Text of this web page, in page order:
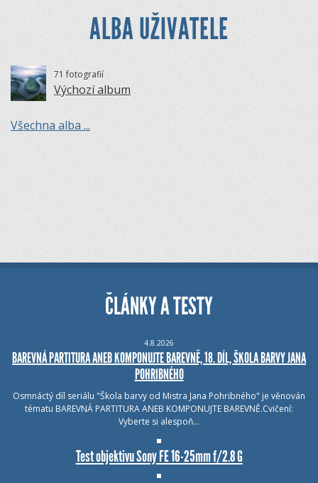
ALBA UŽIVATELE
71 fotografií
Výchozí album
Všechna alba ...
ČLÁNKY A TESTY
4.8.2026
BAREVNÁ PARTITURA ANEB KOMPONUJTE BAREVNĚ, 18. DÍL, ŠKOLA BARVY JANA
POHRIBNÉHO
Osmnáctý díl seriálu "Škola barvy od Mistra Jana Pohribného" je věnován
tématu BAREVNÁ PARTITURA ANEB KOMPONUJTE BAREVNĚ.Cvičení:
Vyberte si alespoň…
Test objektivu Sony FE 16-25mm f/2.8 G